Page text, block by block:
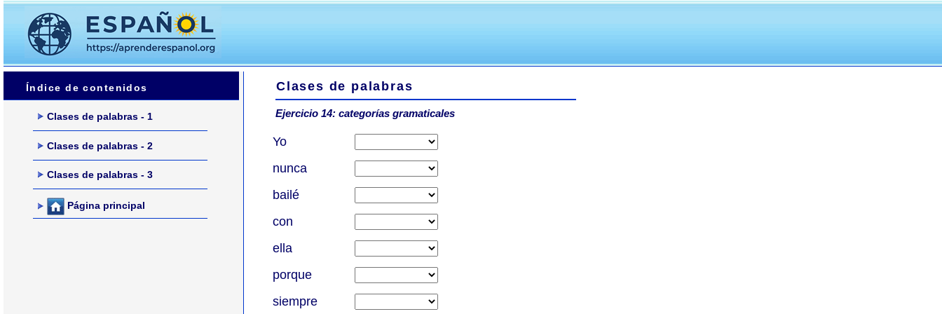
Índice de contenidos
Clases de palabras - 1
Clases de palabras - 2
Clases de palabras - 3
Página principal
Clases de palabras
Ejercicio 14: categorías gramaticales
Yo
nunca
bailé
con
ella
porque
siempre